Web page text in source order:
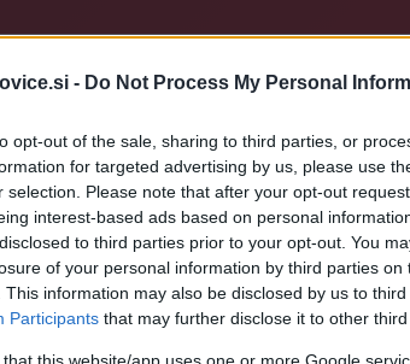
- Do Not Process My Personal
opt-out of the sale, sharing to third parties, or
for targeted advertising by us, please use
selection. Please note that after your opt-out
interest-based ads based on personal
to third parties prior to your opt-out. You
of your personal information by third parties on
This information may also be disclosed by us to
Participants that may further disclose it to other third
that this website/app uses one or more Google